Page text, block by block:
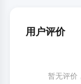
用户评价
暂无评价